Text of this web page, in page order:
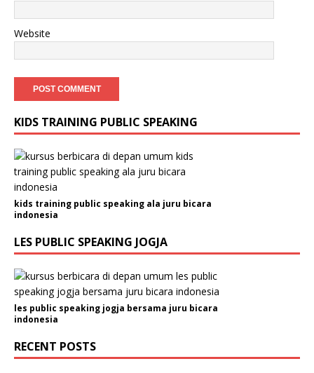
Website
KIDS TRAINING PUBLIC SPEAKING
kids training public speaking ala juru bicara
indonesia
LES PUBLIC SPEAKING JOGJA
les public speaking jogja bersama juru bicara
indonesia
RECENT POSTS